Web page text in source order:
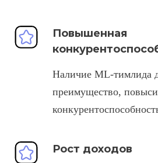
Повышенная
Наличие ML-тимлида
преимущество,
Рост доходов